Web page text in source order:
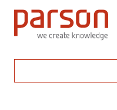
Direkt
zum
Inhalt